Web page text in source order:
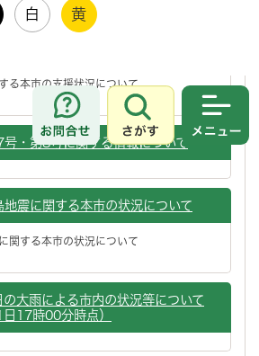
白 黄
お問合せ
さがす
る本市の支援状況について
・第8号に関する情報について
震に関する本市の状況について
関する本市の状況について
大雨による市内の状況等について
17時00分時点）